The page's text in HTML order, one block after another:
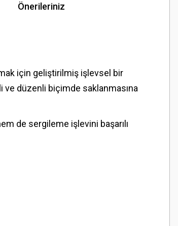
Önerileriniz
için geliştirilmiş işlevsel bir
ve düzenli biçimde saklanmasına
de sergileme işlevini başarılı